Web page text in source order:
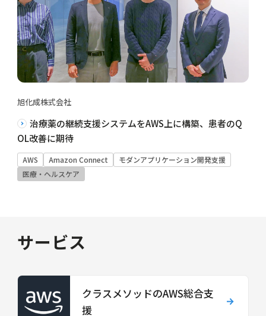
旭化成株式会社
治療薬の継続支援システムをAWS上に構築、患者のQ
OL改善に期待
AWS Amazon Connect
モダンアプリケーション開発支援
医療・ヘルスケア
サービス
クラスメソッドのAWS総合支
援